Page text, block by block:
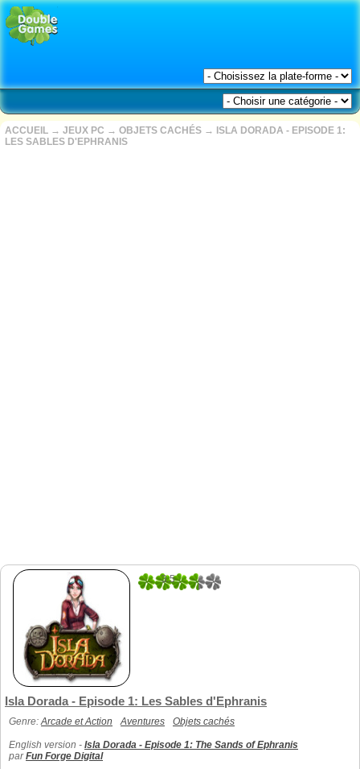
ACCUEIL → JEUX PC → OBJETS CACHÉS → ISLA DORADA - EPISODE 1:
LES SABLES D'EPHRANIS
3.5
Isla Dorada - Episode 1: Les Sables d'Ephranis
Genre:Arcade et Action Aventures Objets cachés
English version - Isla Dorada - Episode 1: The Sands of Ephranis
parFun Forge Digital